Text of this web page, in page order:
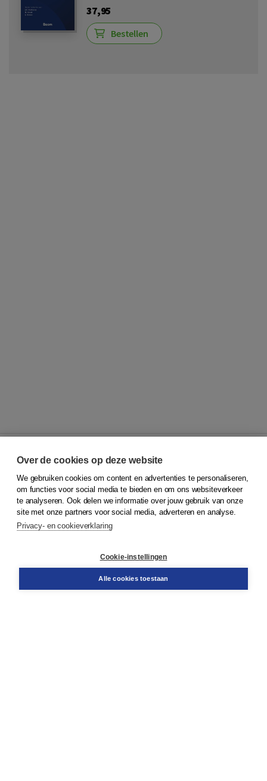
37,95
Bestellen
© 2026Koninklijke Boom uitgevers
Klantenservice
Service & informatie
Contact
Over de cookies op deze website
We gebruiken cookies om content en advertenties te personaliseren,
om functies voor social media te bieden en om ons websiteverkeer
te analyseren. Ook delen we informatie over jouw gebruik van onze
site met onze partners voor social media, adverteren en analyse.
Privacy- en cookieverklaring
Cookie-instellingen
Alle cookies toestaan